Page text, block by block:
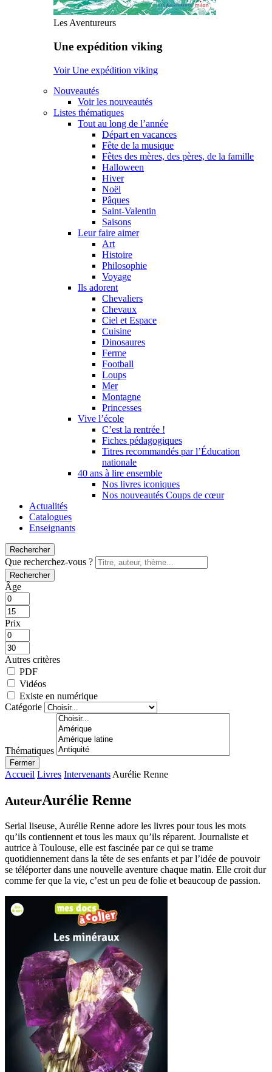
Les Aventureurs
Une expédition viking
Voir Une expédition viking
Nouveautés
Voir les nouveautés
Listes thématiques
Tout au long de l’année
Départ en vacances
Fête de la musique
Fêtes des mères, des pères, de la famille
Halloween
Hiver
Noël
Pâques
Saint-Valentin
Saisons
Leur faire aimer
Art
Histoire
Philosophie
Voyage
Ils adorent
Chevaliers
Chevaux
Ciel et Espace
Cuisine
Dinosaures
Ferme
Football
Loups
Mer
Montagne
Princesses
Vive l’école
C’est la rentrée !
Fiches pédagogiques
Titres recommandés par l’Éducation
nationale
40 ans à lire ensemble
Nos livres iconiques
Nos nouveautés Coups de cœur
Actualités
Catalogues
Enseignants
Rechercher
Que recherchez-vous ?
Rechercher
Âge
Prix
Autres critères
PDF
Vidéos
Existe en numérique
Catégorie
Thématiques
Fermer
Accueil Livres Intervenants Aurélie Renne
AuteurAurélie Renne
Serial liseuse, Aurélie Renne adore les livres pour tous les mots
qu’ils contiennent et tous les maux qu’ils réparent. Journaliste et
autrice à Toulouse, elle est fascinée par ce qui se trame
quotidiennement dans la tête de ses enfants et par l’idée de pouvoir
se téléporter dans une nouvelle aventure chaque matin. Elle croit dur
comme fer que la vie, c’est un peu de folie et beaucoup de passion.